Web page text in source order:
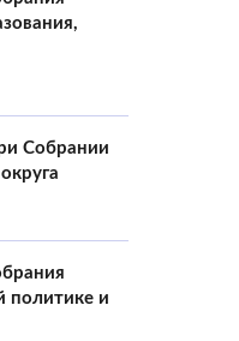
Собрании
политике и